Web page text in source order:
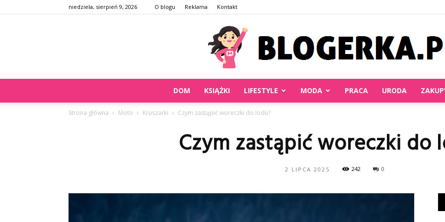
niedziela, sierpień 9, 2026 O blogu Reklama Kontakt
DOM KSIĄŻKI LIFESTYLE MODA PRACA URODA
Strona główna Moto Kruszarki Czym zastąpić woreczki do lodu?
Czym zastąpić woreczki do
2 LIPCA 2025 242 0